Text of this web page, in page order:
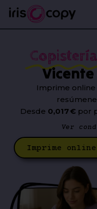
contenido
Imprime online
Desde 0,017 €por
Ver
Imprime online